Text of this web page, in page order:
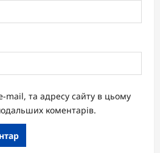
mail, та адресу сайту в цьому
коментарів.